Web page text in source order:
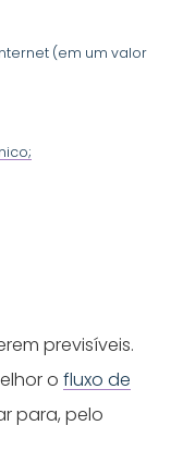
(em um valor
previsíveis.
ofluxo de
para, pelo